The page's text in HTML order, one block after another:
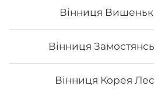
Вінниця
Вінниця
Вінниця Корея
185₴